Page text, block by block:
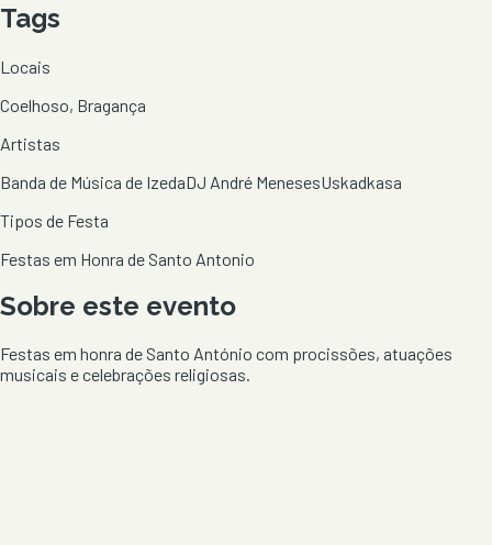
Tags
Locais
Coelhoso, Bragança
Artistas
Banda de Música de IzedaDJ André MenesesUskadkasa
Tipos de Festa
Festas em Honra de Santo Antonio
Sobre este evento
Festas em honra de Santo António com procissões, atuações
musicais e celebrações religiosas.